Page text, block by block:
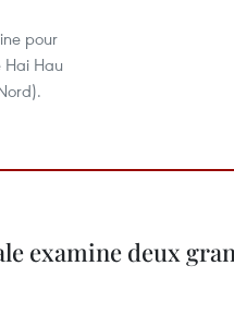
pour
Hai Hau
examine deux